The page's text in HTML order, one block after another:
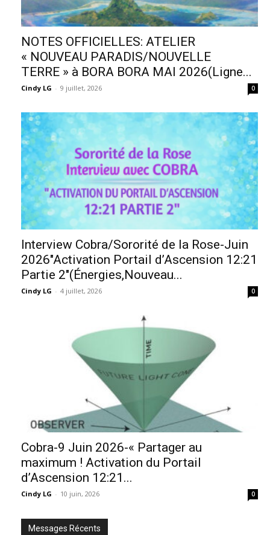
NOTES OFFICIELLES: ATELIER
« NOUVEAU PARADIS/NOUVELLE
TERRE » à BORA BORA MAI 2026(Ligne...
Cindy LG - 9 juillet, 2026 0
Interview Cobra/Sororité de la Rose-Juin
2026″Activation Portail d’Ascension 12:21
Partie 2″(Énergies,Nouveau...
Cindy LG - 4 juillet, 2026 0
Cobra-9 Juin 2026-« Partager au
maximum ! Activation du Portail
d’Ascension 12:21...
Cindy LG - 10 juin, 2026 0
Messages Récents